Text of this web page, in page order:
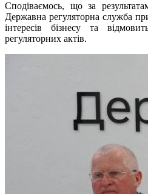
Сподіваємось, що за
Державна регуляторна служба
інтересів бізнесу та
регуляторних актів.